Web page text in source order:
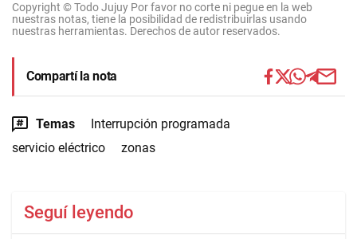
Copyright © Todo Jujuy Por favor no corte ni pegue en la web
nuestras notas, tiene la posibilidad de redistribuirlas usando
nuestras herramientas. Derechos de autor reservados.
Compartí la nota
Temas
Interrupción programada
servicio eléctrico
zonas
Seguí leyendo